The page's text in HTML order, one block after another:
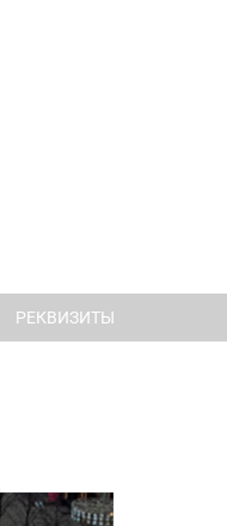
РЕКВИЗИТЫ